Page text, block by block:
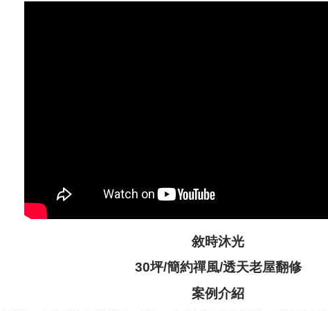
敘時沐光
30坪/簡約禪風/透天老屋翻修
案例介紹